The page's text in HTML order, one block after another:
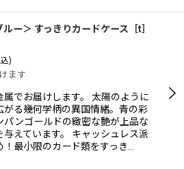
ー＞ すっきりカードケース［t］
)
ます
でお届けします。 太陽のように
がる幾何学柄の異国情緒。青の彩
パンゴールドの緻密な艶が上品な
与えています。 キャッシュレス派
！最小限のカード類をすっき…